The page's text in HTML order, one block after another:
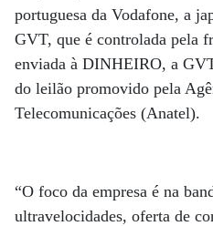
portuguesa da Vodafone, a
GVT, que é controlada pela
enviada à DINHEIRO, a
do leilão promovido pela
Telecomunicações (Anatel).
“O foco da empresa é na
ultravelocidades, oferta de